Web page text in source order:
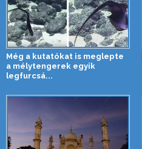
Még a kutatókat is meglepte
a mélytengerek egyik
legfurcsá...